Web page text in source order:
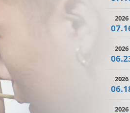
2026
2026
2026
2026